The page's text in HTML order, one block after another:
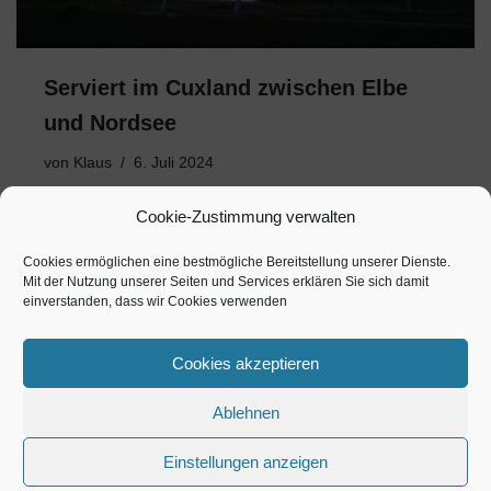
Cookie-Zustimmung verwalten
Cookies ermöglichen eine bestmögliche Bereitstellung unserer Dienste.
Mit der Nutzung unserer Seiten und Services erklären Sie sich damit
einverstanden, dass wir Cookies verwenden
Cookies akzeptieren
Ablehnen
Einstellungen anzeigen
Serviert im Cuxland zwischen Elbe
und Nordsee
von Klaus 6. Juli 2024
Die Region um Cuxhaven ist auch ein Ziel für Liebhaber
Um die Stadt Cuxhaven an der Mündung der Elbe in die
Nordsee kulinarisch zu entdecken, steht am Anfang als
Pflichtprogramm…